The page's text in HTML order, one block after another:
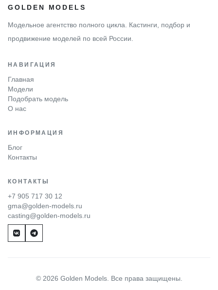
GOLDEN MODELS
Модельное агентство полного цикла. Кастинги, подбор и
продвижение моделей по всей России.
НАВИГАЦИЯ
Главная
Модели
Подобрать модель
О нас
ИНФОРМАЦИЯ
Блог
Контакты
КОНТАКТЫ
+7 905 717 30 12
gma@golden-models.ru
casting@golden-models.ru
© 2026 Golden Models. Все права защищены.